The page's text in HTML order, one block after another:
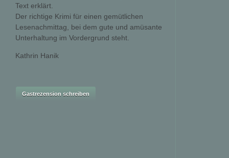
Text erklärt.
Der richtige Krimi für einen gemütlichen
Lesenachmittag, bei dem gute und amüsante
Unterhaltung im Vordergrund steht.
Kathrin Hanik